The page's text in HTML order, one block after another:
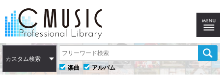
カスタム検索
楽曲
アルバム